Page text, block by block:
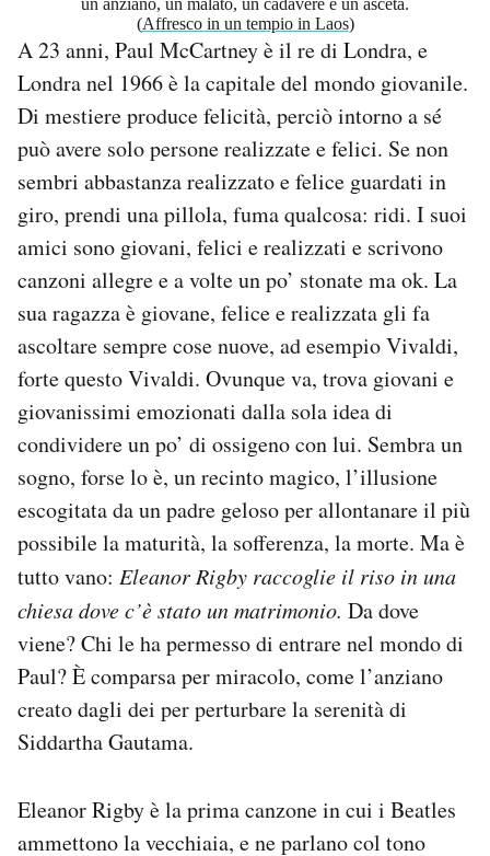
un anziano, un malato, un cadavere e un asceta.
(Affresco in un tempio in Laos)
A 23 anni, Paul McCartney è il re di Londra, e
Londra nel 1966 è la capitale del mondo giovanile.
Di mestiere produce felicità, perciò intorno a sé
può avere solo persone realizzate e felici. Se non
sembri abbastanza realizzato e felice guardati in
giro, prendi una pillola, fuma qualcosa: ridi. I suoi
amici sono giovani, felici e realizzati e scrivono
canzoni allegre e a volte un po’ stonate ma ok. La
sua ragazza è giovane, felice e realizzata gli fa
ascoltare sempre cose nuove, ad esempio Vivaldi,
forte questo Vivaldi. Ovunque va, trova giovani e
giovanissimi emozionati dalla sola idea di
condividere un po’ di ossigeno con lui. Sembra un
sogno, forse lo è, un recinto magico, l’illusione
escogitata da un padre geloso per allontanare il più
possibile la maturità, la sofferenza, la morte. Ma è
tutto vano: Eleanor Rigby raccoglie il riso in una
chiesa dove c’è stato un matrimonio. Da dove
viene? Chi le ha permesso di entrare nel mondo di
Paul? È comparsa per miracolo, come l’anziano
creato dagli dei per perturbare la serenità di
Siddartha Gautama.
Eleanor Rigby è la prima canzone in cui i Beatles
ammettono la vecchiaia, e ne parlano col tono